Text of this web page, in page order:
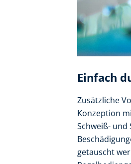
Einfach
Zusätzliche
Konzeption
Schweiß-
getauscht